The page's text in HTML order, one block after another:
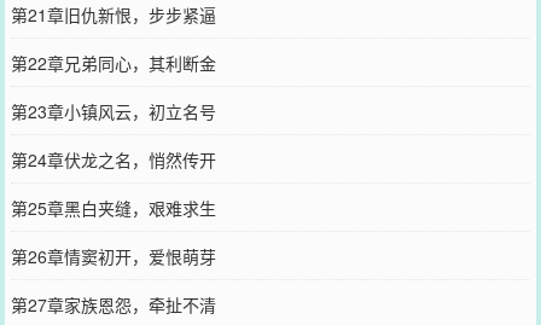
第21章旧仇新恨，步步紧逼
第22章兄弟同心，其利断金
第23章小镇风云，初立名号
第24章伏龙之名，悄然传开
第25章黑白夹缝，艰难求生
第26章情窦初开，爱恨萌芽
第27章家族恩怨，牵扯不清